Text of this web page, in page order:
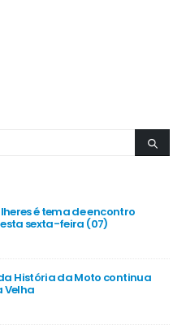
é tema de encontro
sexta-feira (07)
História da Moto continua
Velha